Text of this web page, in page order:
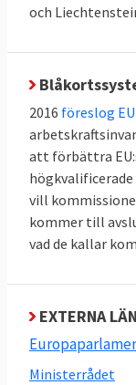
Den
barn under
medicinska
undantag
Deras
Om
sökande få
territorium.
Nya regler
och
2016 föreslog
att förbättra
högkvalificerade
vill
kommer till
vad de kallar
EXTERNA
Ministerrådet